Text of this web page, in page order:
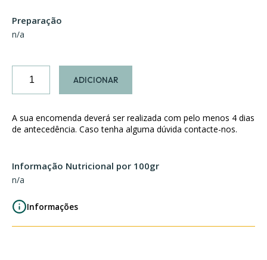
Preparação
n/a
de
Pato
ADICIONAR
A sua encomenda deverá ser realizada com pelo menos 4 dias
de antecedência. Caso tenha alguma dúvida contacte-nos.
Informação Nutricional por 100gr
n/a
Informações